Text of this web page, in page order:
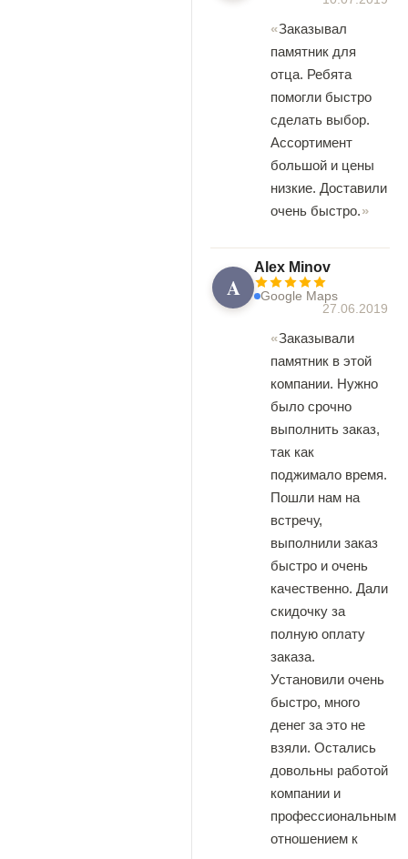
Заказывал
памятник для
отца. Ребята
помогли быстро
сделать выбор.
Ассортимент
большой и цены
низкие. Доставили
очень быстро.
A
Alex Minov
Google Maps
27.06.2019
Заказывали
памятник в этой
компании. Нужно
было срочно
выполнить заказ,
так как
поджимало время.
Пошли нам на
встречу,
выполнили заказ
быстро и очень
качественно. Дали
скидочку за
полную оплату
заказа.
Установили очень
быстро, много
денег за это не
взяли. Остались
довольны работой
компании и
профессиональным
отношением к